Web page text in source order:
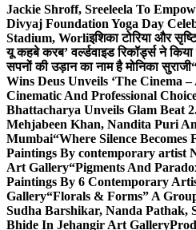
Jackie Shroff, Sreeleela To
Divyaj Foundation Yoga Day
Stadium, Worliइशिका टोरिया और
यू कहबे करब’ वर्ल्डवाइड रिकॉर्ड्स ने किया
सपनों की उड़ान का नाम है मोनिका सुराजी
Wins Deus Unveils ‘The Cinema
Cinematic And Professional
Bhattacharya Unveils Glam Beat
Mehjabeen Khan, Nandita Puri
Mumbai“Where Silence Becomes
Paintings By contemporary artist
Art Gallery“Pigments And
Paintings By 6 Contemporary
Gallery“Florals & Forms” A
Sudha Barshikar, Nanda Pathak,
Bhide In Jehangir Art Gallery